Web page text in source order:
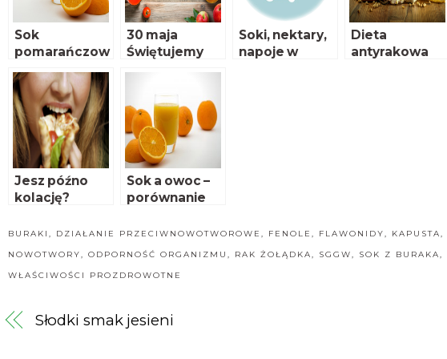
Sok
pomarańczow
y – zwykły sok,
niezwykłe
właściwości
30 maja
Świętujemy
Dzień Soku!
Soki, nektary,
napoje w
Dieta
antyrakowa
Jesz późno
kolację?
ryzyko raka
Sok a owoc –
porównanie
BURAKI , DZIAŁANIE PRZECIWNOWOTWOROWE , FENOLE , FLAWONIDY, KAPUSTA,
NOWOTWORY, ODPORNOŚĆ ORGANIZMU , RAK ŻOŁĄDKA, SGGW, SOK Z BURAKA,
WŁAŚCIWOŚCI PROZDROWOTNE
Słodki smak jesieni